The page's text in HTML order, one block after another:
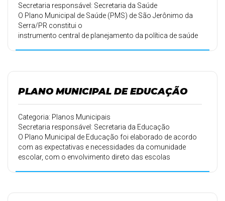
Secretaria responsável: Secretaria da Saúde
O Plano Municipal de Saúde (PMS) de São Jerônimo da
Serra/PR constitui o
instrumento central de planejamento da política de saúde
PLANO MUNICIPAL DE EDUCAÇÃO
Categoria: Planos Municipais
Secretaria responsável: Secretaria da Educação
O Plano Municipal de Educação foi elaborado de acordo
com as expectativas e necessidades da comunidade
escolar, com o envolvimento direto das escolas